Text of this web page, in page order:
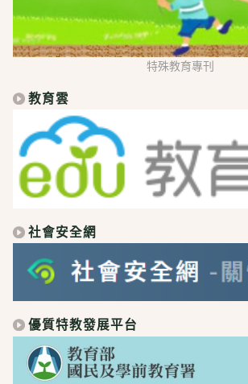
特殊教育專刊
教育雲
社會安全網
優質特教發展平台